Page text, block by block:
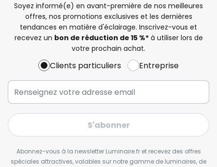
Soyez informé(e) en avant-première de nos meilleures
offres, nos promotions exclusives et les dernières
tendances en matière d'éclairage. Inscrivez-vous et
recevez un bon de réduction de 15 %*à utiliser lors de
votre prochain achat.
Clients particuliers Entreprise
S'abonner
Abonnez-vous à la newsletter Luminaire.fr et recevez des offres
spéciales attractives, valables sur notre gamme de luminaires, de